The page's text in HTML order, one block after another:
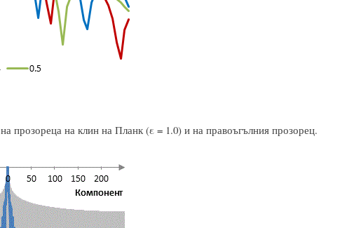
на прозореца на клин на Планк (ε = 1.0) и на правоъгълния прозорец.